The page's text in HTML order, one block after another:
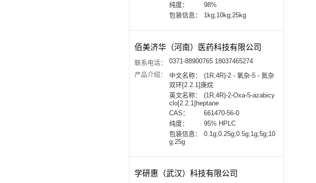
纯度：
98%
包装信息：
1kg;10kg;25kg
佰美济华（河南）医药科技有限公司
联系电话：
0371-88900765 18037465274
产品介绍：
中文名称：
(1R,4R)-2 - 氧杂-5 - 氮杂
双环[2.2.1]庚烷
英文名称：
(1R,4R)-2-Oxa-5-azabicy
clo[2.2.1]heptane
CAS：
661470-56-0
纯度：
95% HPLC
包装信息：
0.1g;0.25g;0.5g;1g;5g;10
g;25g
学研惠（武汉）科技有限公司